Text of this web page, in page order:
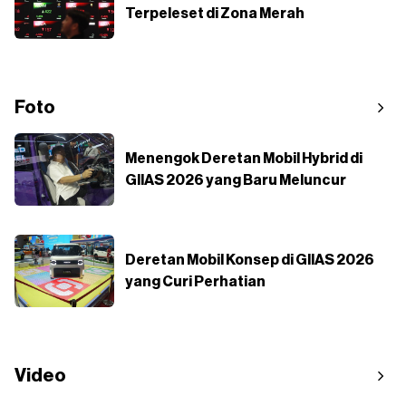
Terpeleset di Zona Merah
Foto
Menengok Deretan Mobil Hybrid di
GIIAS 2026 yang Baru Meluncur
Deretan Mobil Konsep di GIIAS 2026
yang Curi Perhatian
Video